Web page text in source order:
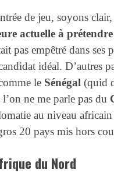
de jeu, soyons clair,
actuelle à
pas empêtré dans
idéal. D’autres
le Sénégal (quid
l’on ne me parle pas du
au niveau
20 pays mis hors
du Nord